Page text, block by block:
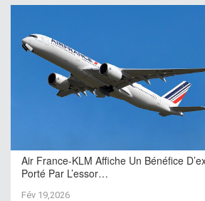
Air France-KLM Affiche Un Bénéfice
Porté Par L’essor…
Fév 19,2026